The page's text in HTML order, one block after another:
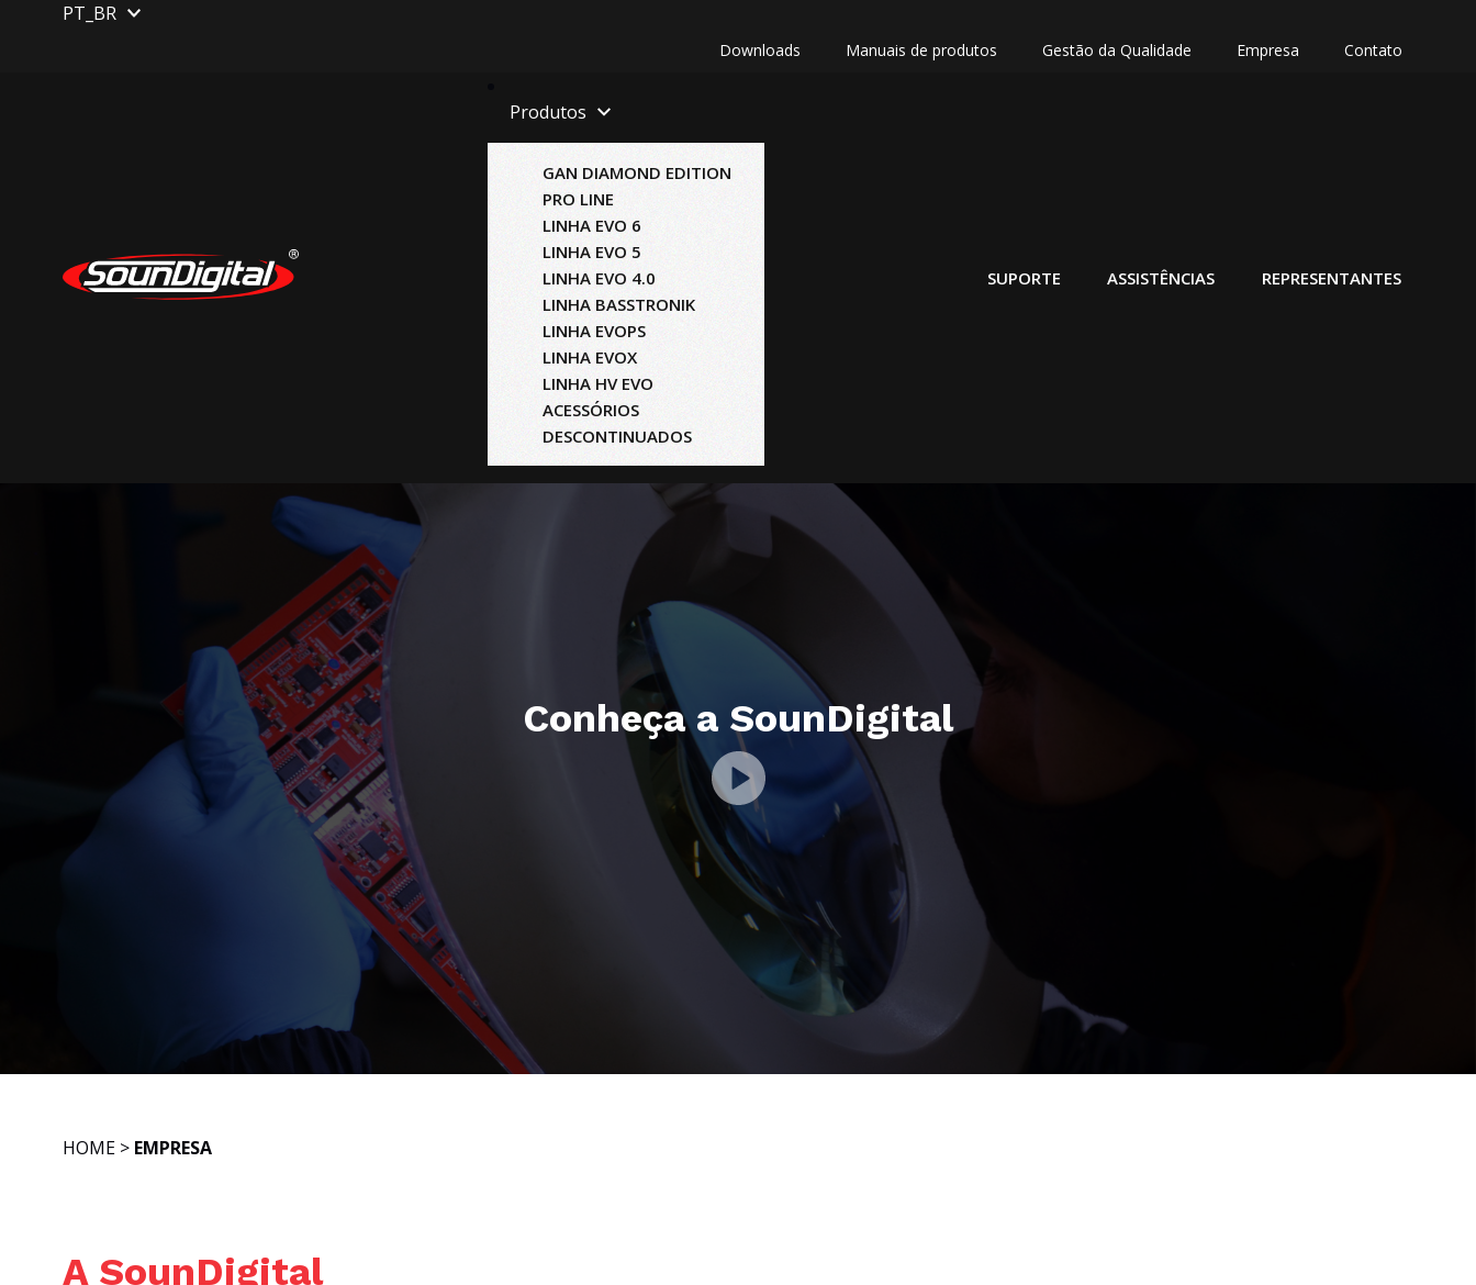
PT_BR
Downloads Manuais de produtos Gestão da Qualidade Empresa Contato
Produtos
GAN DIAMOND EDITION
PRO LINE
LINHA EVO 6
LINHA EVO 5
LINHA EVO 4.0
LINHA BASSTRONIK
LINHA EVOPS
LINHA EVOX
LINHA HV EVO
ACESSÓRIOS
DESCONTINUADOS
SUPORTE ASSISTÊNCIAS REPRESENTANTES
Conheça a SounDigital
HOME > EMPRESA
A SounDigital